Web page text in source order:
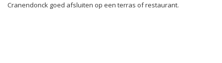
Cranendonck goed afsluiten op een terras of restaurant.